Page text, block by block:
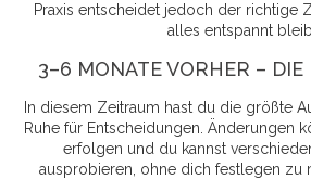
Praxis entscheidet jedoch der richtige
alles entspannt
3–6 MONATE VORHER – DIE
In diesem Zeitraum hast du die größte
Ruhe für Entscheidungen. Änderungen
erfolgen und du kannst
ausprobieren, ohne dich festlegen zu